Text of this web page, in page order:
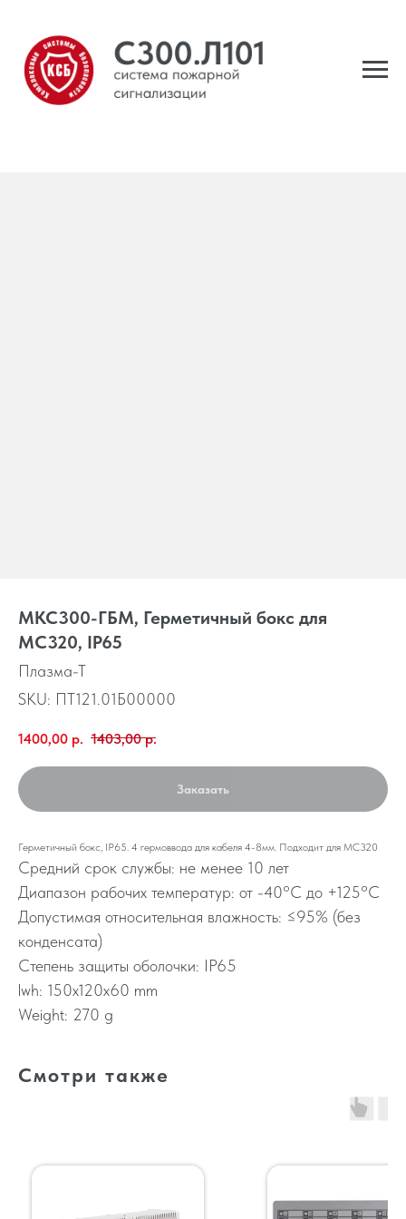
МКС300-ГБМ, Герметичный бокс для
МС320, IP65
Плазма-Т
SKU: ПТ121.01Б00000
1400,00 р. 1403,00 р.
Заказать
Герметичный бокс, IP65. 4 гермоввода для кабеля 4-8мм. Подходит для МС320
Средний срок службы: не менее 10 лет
Диапазон рабочих температур: от -40°C до +125°C
Допустимая относительная влажность: ≤95% (без
конденсата)
Степень защиты оболочки: IP65
lwh: 150x120x60 mm
Weight: 270 g
Смотри также